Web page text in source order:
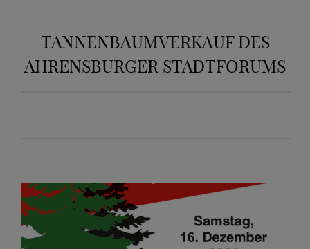
TANNENBAUMVERKAUF DES
AHRENSBURGER STADTFORUMS